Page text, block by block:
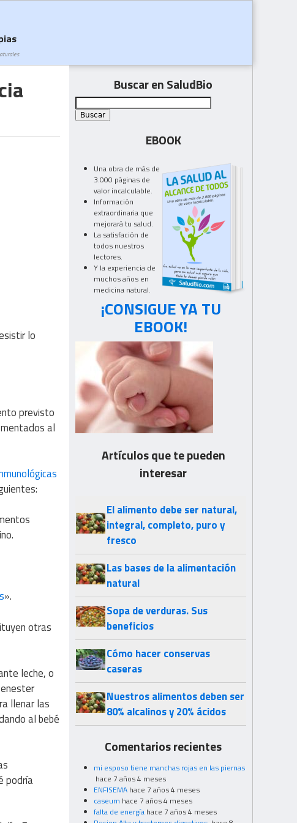
lo
previsto
al
».
otras
leche, o
llenar las
al bebé
podría
Buscar en SaludBio
EBOOK
Una obra de más de
3.000 páginas de
valor incalculable.
Información
extraordinaria que
mejorará tu salud.
La satisfación de
todos nuestros
lectores.
Y la experiencia de
muchos años en
medicina natural.
¡CONSIGUE YA TU
EBOOK!
Artículos que te pueden
interesar
El alimento debe ser natural,
integral, completo, puro y
fresco
Las bases de la alimentación
natural
Sopa de verduras. Sus
beneficios
Cómo hacer conservas
caseras
Nuestros alimentos deben ser
80% alcalinos y 20% ácidos
Comentarios recientes
mi esposo tiene manchas rojas en las piernas
hace 7 años 4 meses
ENFISEMA hace 7 años 4 meses
caseum hace 7 años 4 meses
falta de energía hace 7 años 4 meses